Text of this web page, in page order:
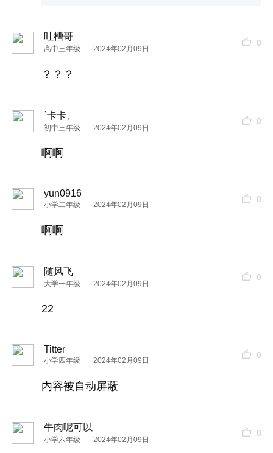
吐槽哥
高中三年级 2024年02月09日
0
？？？
`卡卡、
初中三年级 2024年02月09日
0
啊啊
yun0916
小学二年级 2024年02月09日
0
啊啊
随风飞
大学一年级 2024年02月09日
0
22
Titter
小学四年级 2024年02月09日
0
内容被自动屏蔽
牛肉呢可以
小学六年级 2024年02月09日
0